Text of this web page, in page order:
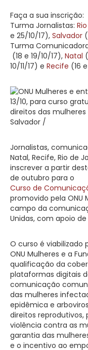
Faça a sua inscrição:
Turma Jornalistas:
e 25/10/17), Salvador
Turma
(18 e 19/10/17), Natal
10/11/17) e Recife (16
Jornalistas,
Natal, Recife, Rio de
inscrever a partir
de outubro para o
Curso de
promovido pela ONU
campo da
Unidas, com apoio
O curso é
ONU Mulheres e a
qualificação da
plataformas digitais
comunicação
das mulheres
epidêmica e
direitos
violência contra as
garantia das
e o incentivo ao